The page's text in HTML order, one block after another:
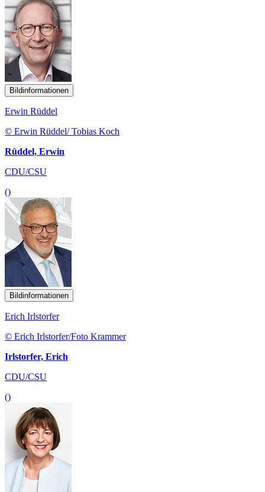
Bildinformationen
Erwin Rüddel
© Erwin Rüddel/ Tobias Koch
Rüddel, Erwin
CDU/CSU
()
Bildinformationen
Erich Irlstorfer
© Erich Irlstorfer/Foto Krammer
Irlstorfer, Erich
CDU/CSU
()